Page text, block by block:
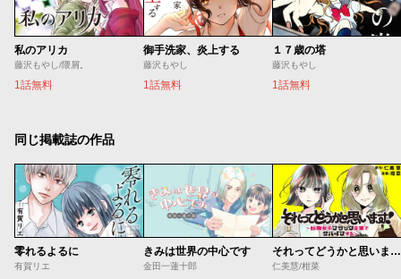
私のアリカ
藤沢もやし/隈屑。
1話無料
御手洗家、炎上する
藤沢もやし
1話無料
１７歳の塔
藤沢もやし
1話無料
同じ掲載誌の作品
零れるよるに
有賀リエ
きみは世界の中心です
金田一蓮十郎
それってどうかと思います！～転職女子、ブラック企業でサバイブする。～
仁美慧/柑菜